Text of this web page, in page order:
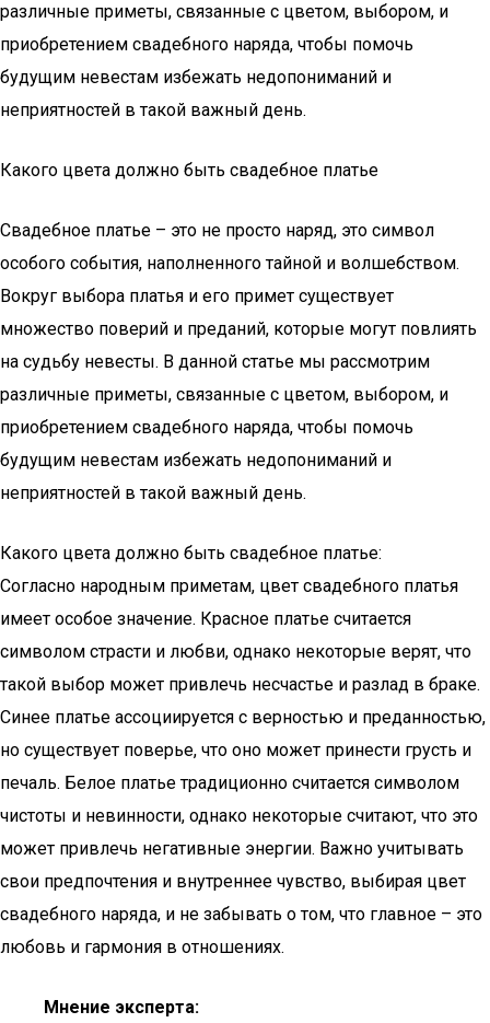
различные приметы, связанные с цветом, выбором, и
приобретением свадебного наряда, чтобы помочь
будущим невестам избежать недопониманий и
неприятностей в такой важный день.
Какого цвета должно быть свадебное платье
Свадебное платье – это не просто наряд, это символ
особого события, наполненного тайной и волшебством.
Вокруг выбора платья и его примет существует
множество поверий и преданий, которые могут повлиять
на судьбу невесты. В данной статье мы рассмотрим
различные приметы, связанные с цветом, выбором, и
приобретением свадебного наряда, чтобы помочь
будущим невестам избежать недопониманий и
неприятностей в такой важный день.
Какого цвета должно быть свадебное платье:
Согласно народным приметам, цвет свадебного платья
имеет особое значение. Красное платье считается
символом страсти и любви, однако некоторые верят, что
такой выбор может привлечь несчастье и разлад в браке.
Синее платье ассоциируется с верностью и преданностью,
но существует поверье, что оно может принести грусть и
печаль. Белое платье традиционно считается символом
чистоты и невинности, однако некоторые считают, что это
может привлечь негативные энергии. Важно учитывать
свои предпочтения и внутреннее чувство, выбирая цвет
свадебного наряда, и не забывать о том, что главное – это
любовь и гармония в отношениях.
Мнение эксперта: